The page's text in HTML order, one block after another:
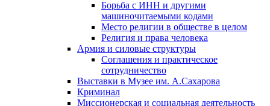
Борьба с ИНН и другими
машиночитаемыми кодами
Место религии в обществе в целом
Религия и права человека
Армия и силовые структуры
Соглашения и практическое
сотрудничество
Выставки в Музее им. А.Сахарова
Криминал
Миссионерская и социальная деятельность